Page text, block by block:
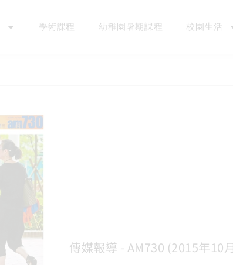
學術課程 幼稚園暑期課程 校園生活
傳媒報導 - AM730 (2015年10